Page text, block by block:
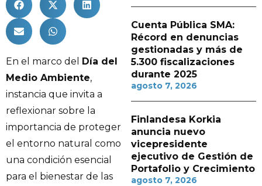
En el marco del
Día del
Medio Ambiente,
instancia que invita a
reflexionar sobre la
importancia de proteger
el entorno natural como
una condición esencial
para el bienestar de las
Cuenta Pública SMA:
Récord en denuncias
gestionadas y más de
5.300 fiscalizaciones
durante 2025
agosto 7, 2026
Finlandesa Korkia
anuncia nuevo
vicepresidente
ejecutivo de Gestión de
Portafolio y Crecimiento
agosto 7, 2026